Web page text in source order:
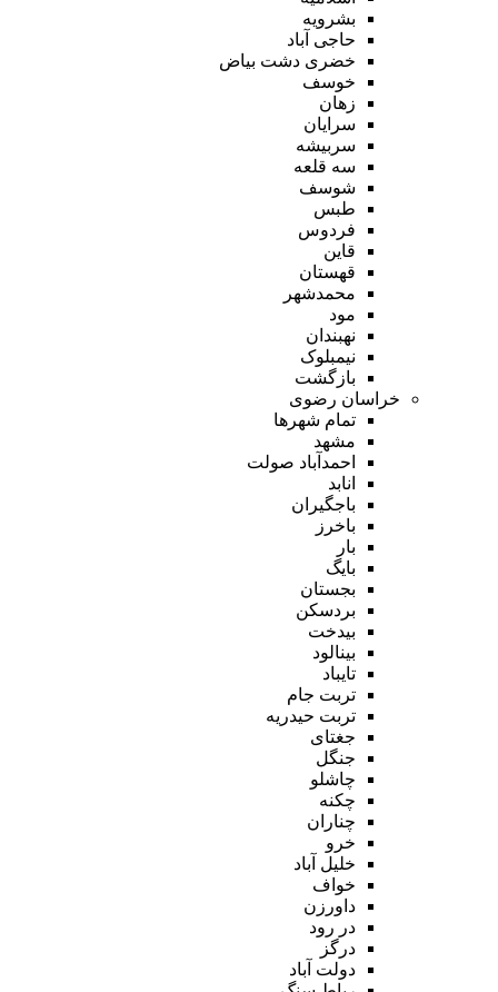
بشرویه
حاجی آباد
خضری دشت بیاض
خوسف
زهان
سرایان
سربیشه
سه قلعه
شوسف
طبس
فردوس
قاین
قهستان
محمدشهر
مود
نهبندان
نیمبلوک
بازگشت
خراسان رضوی
تمام شهر‌ها
مشهد
احمدآباد صولت
انابد
باجگیران
باخرز
بار
بایگ
بجستان
بردسکن
بیدخت
بینالود
تایباد
تربت جام
تربت حیدریه
جغتای
جنگل
چاشلو
چکنه
چناران
خرو
خلیل آباد
خواف
داورزن
در رود
درگز
دولت آباد